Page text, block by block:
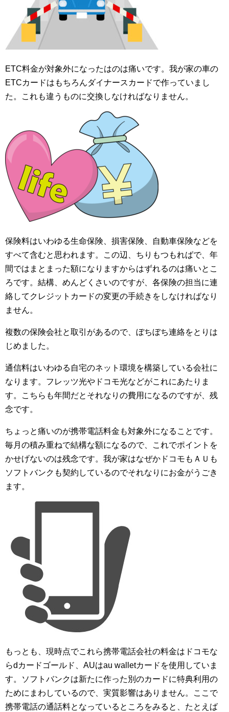
ETC料金が対象外になったはのは痛いです。我が家の車の
ETCカードはもちろんダイナースカードで作っていまし
た。これも違うものに交換しなければなりません。
保険料はいわゆる生命保険、損害保険、自動車保険などを
すべて含むと思われます。この辺、ちりもつもればで、年
間ではまとまった額になりますからはずれるのは痛いとこ
ろです。結構、めんどくさいのですが、各保険の担当に連
絡してクレジットカードの変更の手続きをしなければなり
ません。
複数の保険会社と取引があるので、ぼちぼち連絡をとりは
じめました。
通信料はいわゆる自宅のネット環境を構築している会社に
なります。フレッツ光やドコモ光などがこれにあたりま
す。こちらも年間だとそれなりの費用になるのですが、残
念です。
ちょっと痛いのが携帯電話料金も対象外になることです。
毎月の積み重ねで結構な額になるので、これでポイントを
かせげないのは残念です。我が家はなぜかドコモもＡＵも
ソフトバンクも契約しているのでそれなりにお金がうごき
ます。
もっとも、現時点でこれら携帯電話会社の料金はドコモな
らdカードゴールド、AUはau walletカードを使用していま
す。ソフトバンクは新たに作った別のカードに特典利用の
ためにまわしているので、実質影響はありません。ここで
携帯電話の通話料となっているところをみると、たとえば